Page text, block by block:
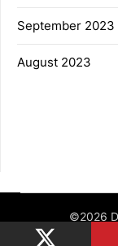
September 2023
August 2023
©2026